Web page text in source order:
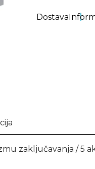
Dostava
zaključavanja / 5